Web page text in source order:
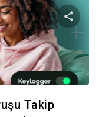
Bu
Takip